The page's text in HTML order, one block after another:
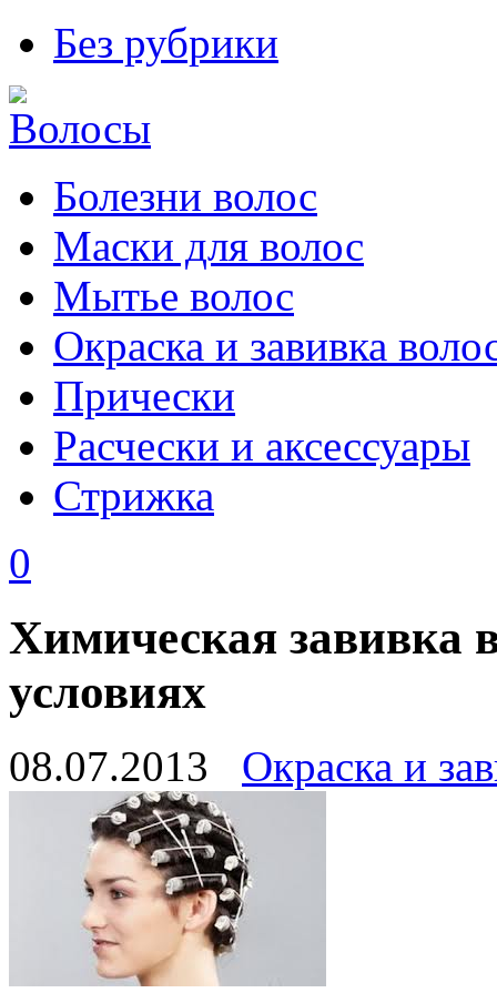
Без рубрики
Болезни волос
Маски для волос
Мытье волос
Окраска и завивка
Прически
Расчески и аксессуары
Стрижка
0
Химическая завивка
условиях
08.07.2013 Окраска и